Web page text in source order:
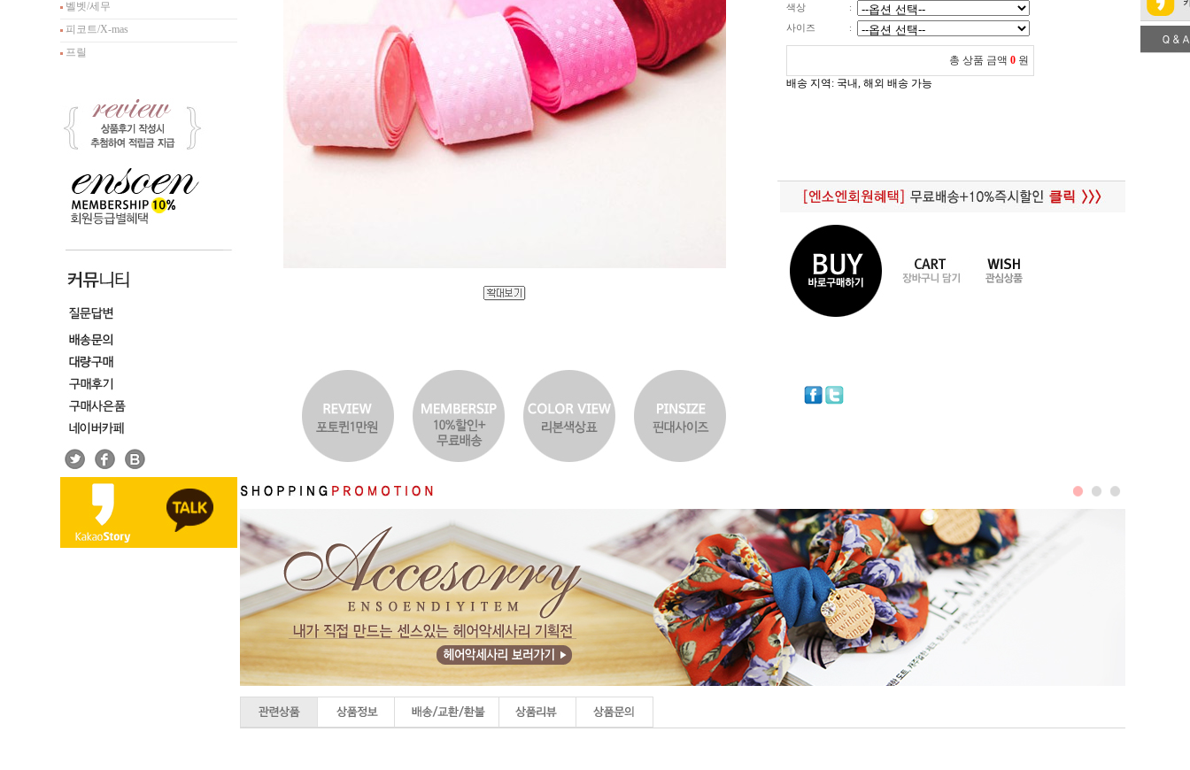
벨벳/세무
피코트/X-mas
프릴
색상
:
사이즈
:
총 상품 금액 0 원
배송 지역 : 국내, 해외 배송 가능